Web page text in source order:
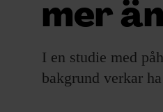
SHOP
mer
I en studie med
bakgrund verkar